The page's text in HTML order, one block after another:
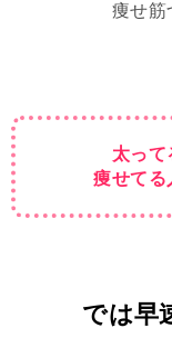
痩せ筋
太っ
痩せて
では早